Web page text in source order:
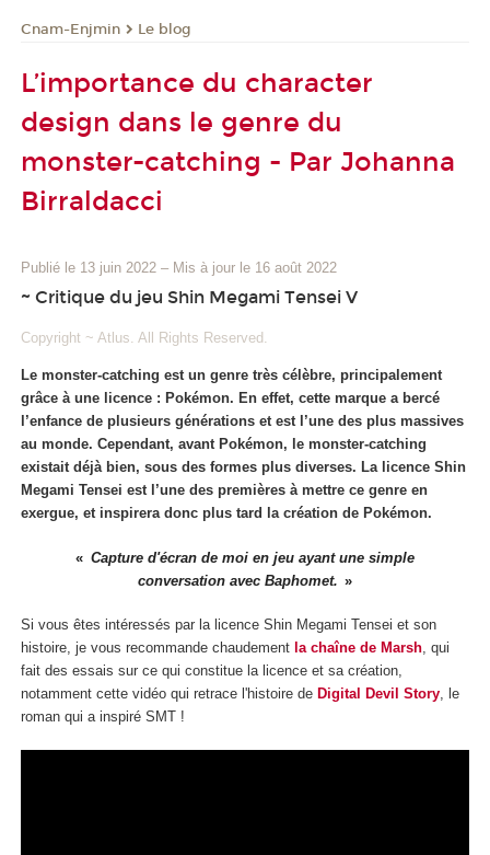
Cnam-Enjmin Le blog
L’importance du character
design dans le genre du
monster-catching - Par Johanna
Birraldacci
Publié le 13 juin 2022 – Mis à jour le 16 août 2022
~ Critique du jeu Shin Megami Tensei V
Copyright ~ Atlus. All Rights Reserved.
Le monster-catching est un genre très célèbre, principalement
grâce à une licence : Pokémon. En effet, cette marque a bercé
l’enfance de plusieurs générations et est l’une des plus massives
au monde. Cependant, avant Pokémon, le monster-catching
existait déjà bien, sous des formes plus diverses. La licence Shin
Megami Tensei est l’une des premières à mettre ce genre en
exergue, et inspirera donc plus tard la création de Pokémon.
Capture d'écran de moi en jeu ayant une simple
conversation avec Baphomet.
Si vous êtes intéressés par la licence Shin Megami Tensei et son
histoire, je vous recommande chaudement la chaîne de Marsh, qui
fait des essais sur ce qui constitue la licence et sa création,
notamment cette vidéo qui retrace l'histoire de Digital Devil Story, le
roman qui a inspiré SMT !